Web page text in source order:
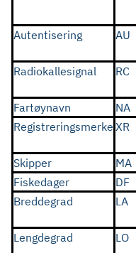
Autentisering
AU
Radiokallesignal
RC
Fartøynavn
NA
Registreringsmerke XR
Skipper
MA
Fiskedager
DF
Breddegrad
LA
Lengdegrad
LO